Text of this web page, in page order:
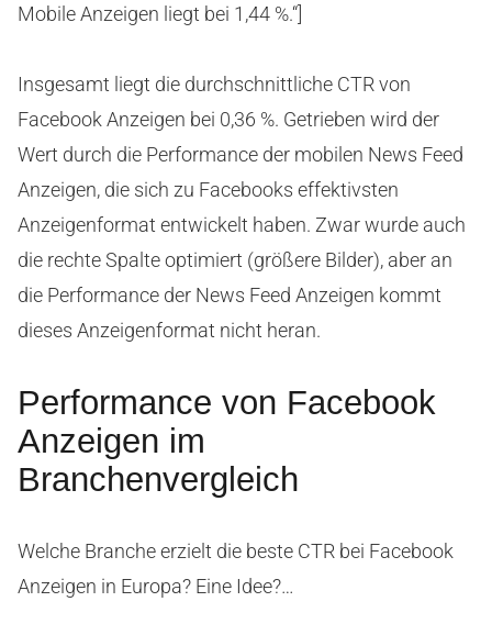
Mobile Anzeigen liegt bei 1,44 %.“]
Insgesamt liegt die durchschnittliche CTR von
Facebook Anzeigen bei 0,36 %. Getrieben wird der
Wert durch die Performance der mobilen News Feed
Anzeigen, die sich zu Facebooks effektivsten
Anzeigenformat entwickelt haben. Zwar wurde auch
die rechte Spalte optimiert (größere Bilder), aber an
die Performance der News Feed Anzeigen kommt
dieses Anzeigenformat nicht heran.
Performance von Facebook
Anzeigen im
Branchenvergleich
Welche Branche erzielt die beste CTR bei Facebook
Anzeigen in Europa? Eine Idee?…